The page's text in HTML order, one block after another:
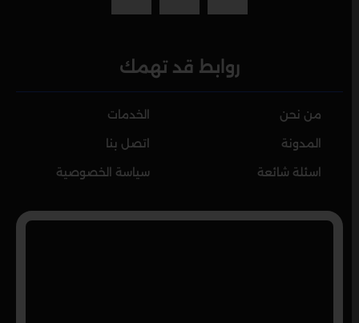
روابط قد تهمك
من نحن
الخدمات
المدونة
اتصل بنا
اسئلة شائعة
سياسة الخصوصية